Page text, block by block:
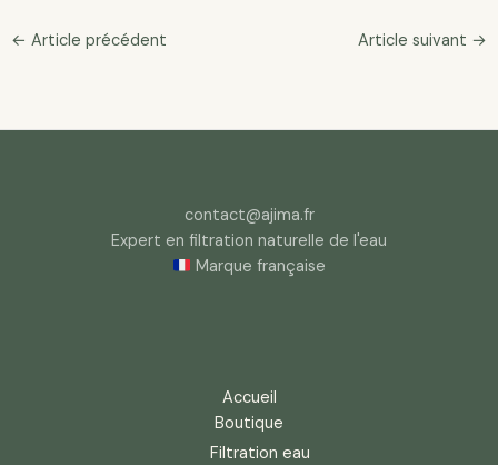
← Article précédent Article suivant →
contact@ajima.fr
Expert en filtration naturelle de l'eau
Marque française
Accueil
Boutique
Filtration eau